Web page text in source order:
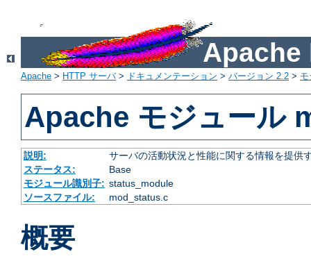
Apache
Apache > HTTP サーバ> ドキュメンテーション > バージョン 2.2 >
Apache モジュール
説明:
サーバの活動状況と性能に関する情報を提供
ステータス:
Base
モジュール識別子: status_module
ソースファイル:
mod_status.c
概要